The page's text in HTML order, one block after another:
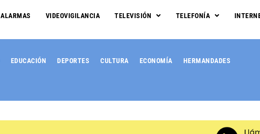
ALARMAS VIDEOVIGILANCIA TELEVISIÓN TELEFONÍA
EDUCACIÓN DEPORTES CULTURA ECONOMÍA HERMANDADES